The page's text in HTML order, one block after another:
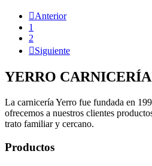
Anterior
1
2
Siguiente
YERRO CARNICERÍA
La carnicería Yerro fue fundada en
ofrecemos a nuestros clientes
trato familiar y cercano.
Productos